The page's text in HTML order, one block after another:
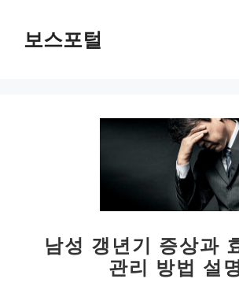
보스포털
남성 갱년기 증상과
관리 방법 설